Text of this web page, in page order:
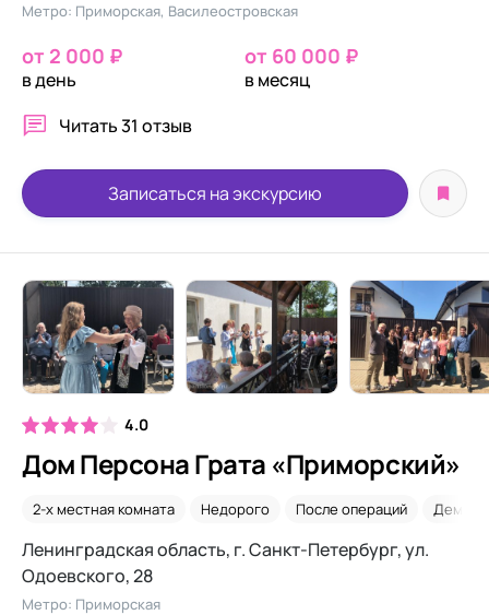
Метро: Приморская, Василеостровская
от 2 000 ₽
в день
от 60 000 ₽
в месяц
Читать31 отзыв
Записаться на экскурсию
4.0
Дом Персона Грата «Приморский»
2-х местная комната Недорого После операций
Ленинградская область, г. Санкт-Петербург, ул.
Одоевского, 28
Метро: Приморская